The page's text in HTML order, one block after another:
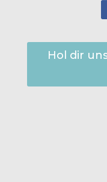
Hol dir